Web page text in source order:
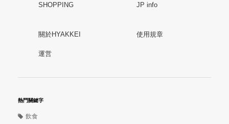
SHOPPING JP info
關於HYAKKEI 使用規章
運営
熱門關鍵字
飲食